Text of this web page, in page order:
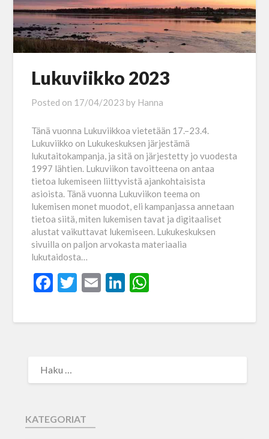
Lukuviikko 2023
Posted on 17/04/2023 by Hanna
Tänä vuonna Lukuviikkoa vietetään 17.–23.4.
Lukuviikko on Lukukeskuksen järjestämä
lukutaitokampanja, ja sitä on järjestetty jo vuodesta
1997 lähtien. Lukuviikon tavoitteena on antaa
tietoa lukemiseen liittyvistä ajankohtaisista
asioista. Tänä vuonna Lukuviikon teema on
lukemisen monet muodot, eli kampanjassa annetaan
tietoa siitä, miten lukemisen tavat ja digitaaliset
alustat vaikuttavat lukemiseen. Lukukeskuksen
sivuilla on paljon arvokasta materiaalia
lukutaidosta…
Facebook
Twitter
EmailLinkedIn
KATEGORIAT